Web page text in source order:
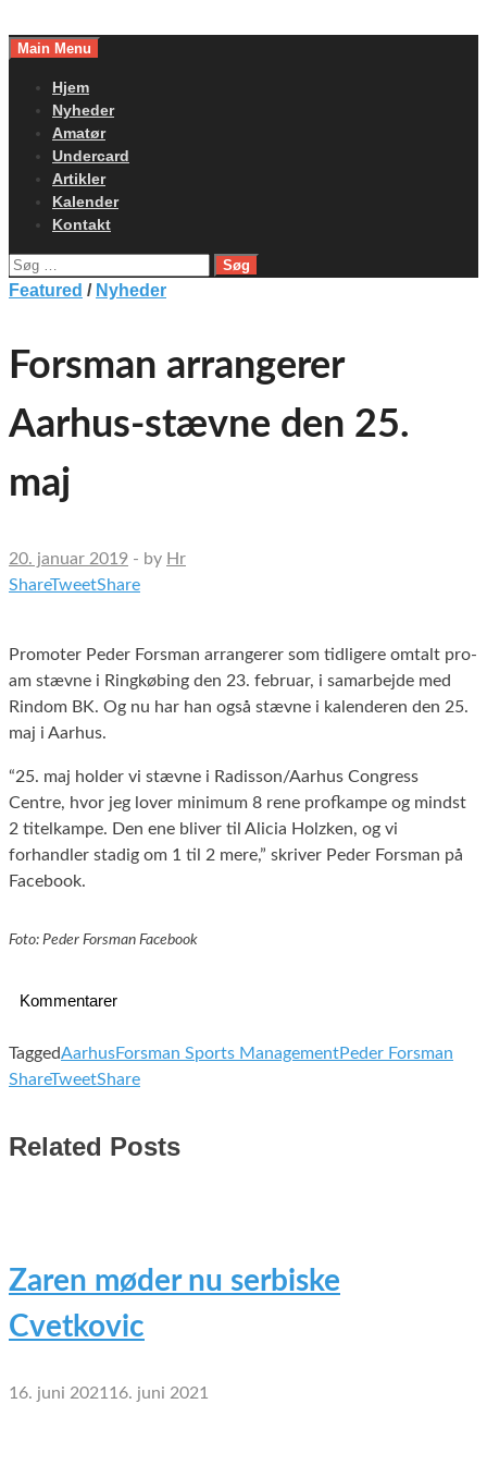
toMain Menu
Hjem
Nyheder
Amatør
Undercard
Artikler
Kalender
Kontakt
Søg
efter:
Featured / Nyheder
Forsman arrangerer
Aarhus-stævne den 25.
maj
20. januar 2019 - by Hr
ShareTweetShare
Promoter Peder Forsman arrangerer som tidligere omtalt pro-
am stævne i Ringkøbing den 23. februar, i samarbejde med
Rindom BK. Og nu har han også stævne i kalenderen den 25.
maj i Aarhus.
“25. maj holder vi stævne i Radisson/Aarhus Congress
Centre, hvor jeg lover minimum 8 rene profkampe og mindst
2 titelkampe. Den ene bliver til Alicia Holzken, og vi
forhandler stadig om 1 til 2 mere,” skriver Peder Forsman på
Facebook.
Foto: Peder Forsman Facebook
Kommentarer
TaggedAarhusForsman Sports ManagementPeder Forsman
ShareTweetShare
Related Posts
Zaren møder nu serbiske
Cvetkovic
16. juni 2021 16. juni 2021